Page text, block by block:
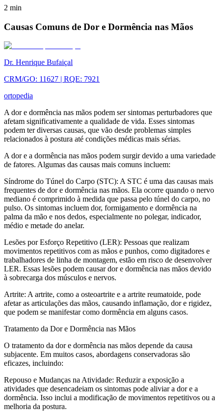
2 min
Causas Comuns de Dor e Dormência nas Mãos
Dr. Henrique Bufaiçal
CRM/GO: 11627 | RQE: 7921
ortopedia
A dor e dormência nas mãos podem ser sintomas perturbadores que
afetam significativamente a qualidade de vida. Esses sintomas
podem ter diversas causas, que vão desde problemas simples
relacionados à postura até condições médicas mais sérias.
A dor e a dormência nas mãos podem surgir devido a uma variedade
de fatores. Algumas das causas mais comuns incluem:
Síndrome do Túnel do Carpo (STC): A STC é uma das causas mais
frequentes de dor e dormência nas mãos. Ela ocorre quando o nervo
mediano é comprimido à medida que passa pelo túnel do carpo, no
pulso. Os sintomas incluem dor, formigamento e dormência na
palma da mão e nos dedos, especialmente no polegar, indicador,
médio e metade do anelar.
Lesões por Esforço Repetitivo (LER): Pessoas que realizam
movimentos repetitivos com as mãos e punhos, como digitadores e
trabalhadores de linha de montagem, estão em risco de desenvolver
LER. Essas lesões podem causar dor e dormência nas mãos devido
à sobrecarga dos músculos e nervos.
Artrite: A artrite, como a osteoartrite e a artrite reumatoide, pode
afetar as articulações das mãos, causando inflamação, dor e rigidez,
que podem se manifestar como dormência em alguns casos.
Tratamento da Dor e Dormência nas Mãos
O tratamento da dor e dormência nas mãos depende da causa
subjacente. Em muitos casos, abordagens conservadoras são
eficazes, incluindo:
Repouso e Mudanças na Atividade: Reduzir a exposição a
atividades que desencadeiam os sintomas pode aliviar a dor e a
dormência. Isso inclui a modificação de movimentos repetitivos ou a
melhoria da postura.